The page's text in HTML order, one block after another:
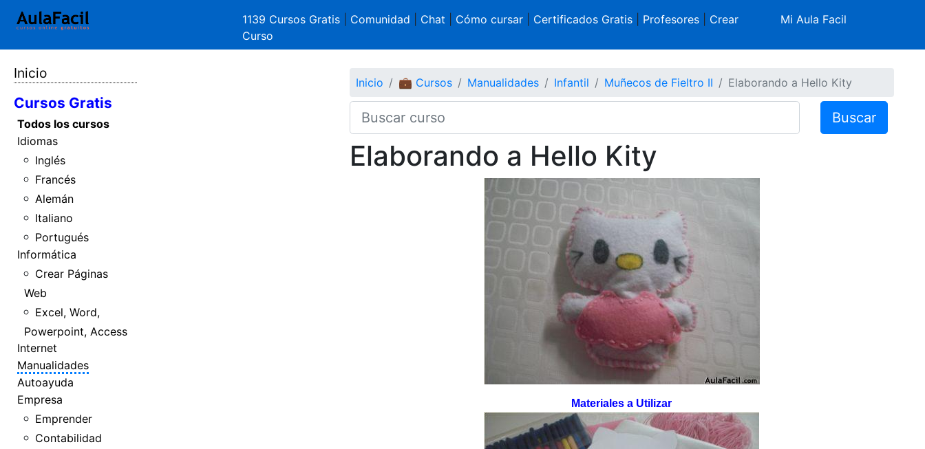
1139 Cursos Gratis Comunidad Chat Cómo cursar| Certificados Gratis| Profesores| Crear
Curso
Mi Aula Facil
Inicio
Cursos Gratis
Todos los cursos
Idiomas
Inglés
Francés
Alemán
Italiano
Portugués
Informática
Crear Páginas
Web
Excel, Word,
Powerpoint, Access
Internet
Manualidades
Autoayuda
Empresa
Emprender
Contabilidad
Inicio 💼 Cursos Manualidades Infantil Muñecos de Fieltro II Elaborando a Hello Kity
Buscar
Elaborando a Hello Kity
Materiales a Utilizar